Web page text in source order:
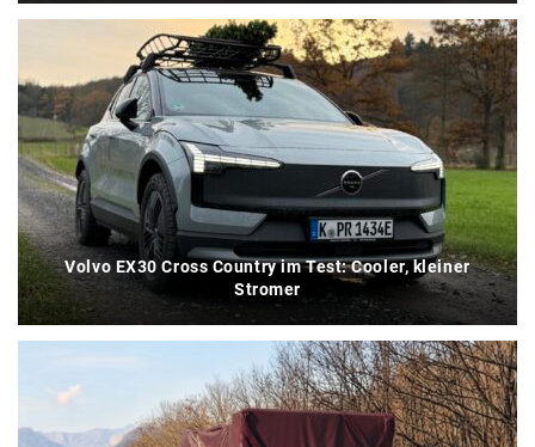
Volvo EX30 Cross Country im Test: Cooler, kleiner
Stromer